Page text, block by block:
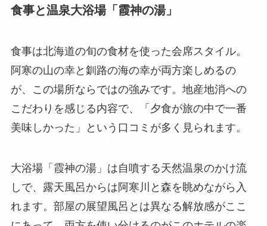
食事と温泉大浴場「霞神の湯」
食事は北海道の旬の食材を使った会席スタイル。
阿寒の山の幸と釧路の海の幸が両方楽しめるの
が、この場所ならではの強みです。地産地消への
こだわりを感じる内容で、「夕食が旅の中で一番
美味しかった」という口コミが多く見られます。
大浴場「霞神の湯」は自噴する天然温泉のかけ流
しで、露天風呂からは阿寒川と森を眺めながら入
れます。部屋の展望風呂とは異なる解放感がここ